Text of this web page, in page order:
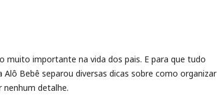
importante na vida dos pais. E para que tudo
Bebê separou diversas dicas sobre como organizar
nenhum detalhe.